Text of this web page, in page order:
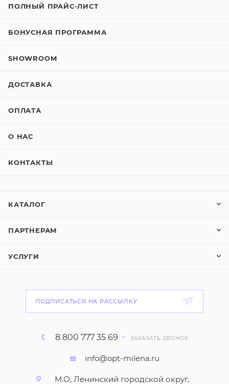
ПОЛНЫЙ ПРАЙС-ЛИСТ
БОНУСНАЯ ПРОГРАММА
SHOWROOM
ДОСТАВКА
ОПЛАТА
О НАС
КОНТАКТЫ
КАТАЛОГ
ПАРТНЕРАМ
УСЛУГИ
ПОДПИСАТЬСЯ НА РАССЫЛКУ
8 800 777 35 69 ЗАКАЗАТЬ ЗВОНОК
info@opt-milena.ru
М.О, Ленинский городской округ,